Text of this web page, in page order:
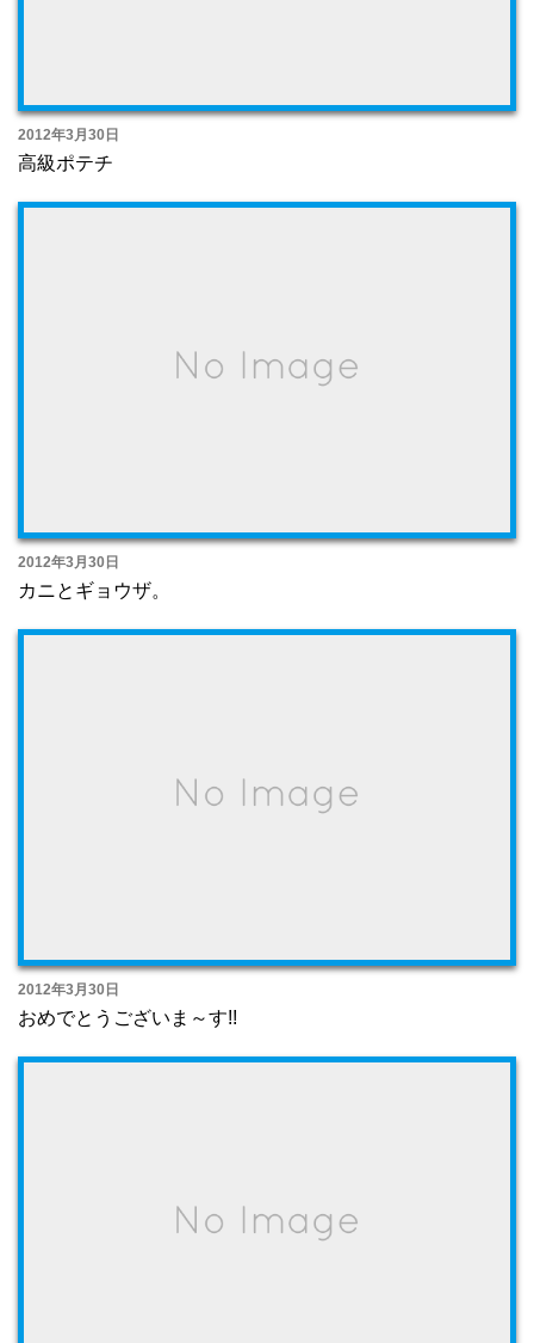
2012年3月30日
高級ポテチ
2012年3月30日
カニとギョウザ。
2012年3月30日
おめでとうございま～す!!